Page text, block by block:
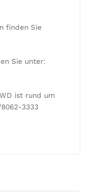
finden Sie
Sie unter:
ist rund um
3333